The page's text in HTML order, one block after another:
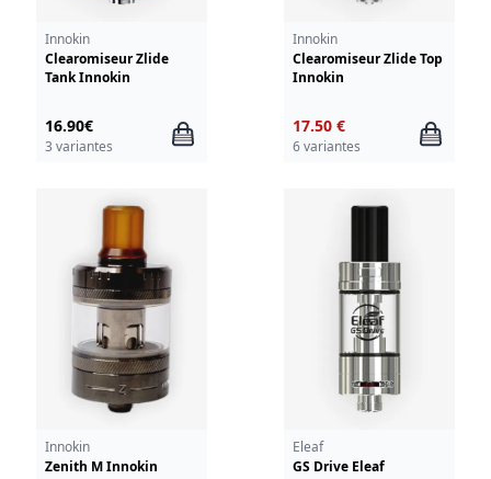
Innokin
Clearomiseur Zlide
Tank Innokin
16.90€
3 variantes
Innokin
Clearomiseur Zlide Top
Innokin
17.50 €
6 variantes
Innokin
Zenith M Innokin
Eleaf
GS Drive Eleaf